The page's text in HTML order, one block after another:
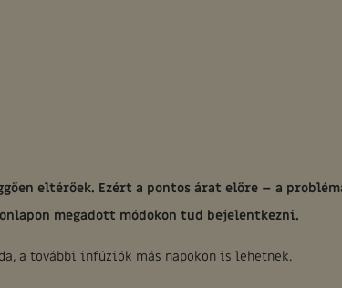
eltérőek. Ezért a pontos árat előre – a
megadott módokon tud bejelentkezni.
a további infúziók más napokon is lehetnek.